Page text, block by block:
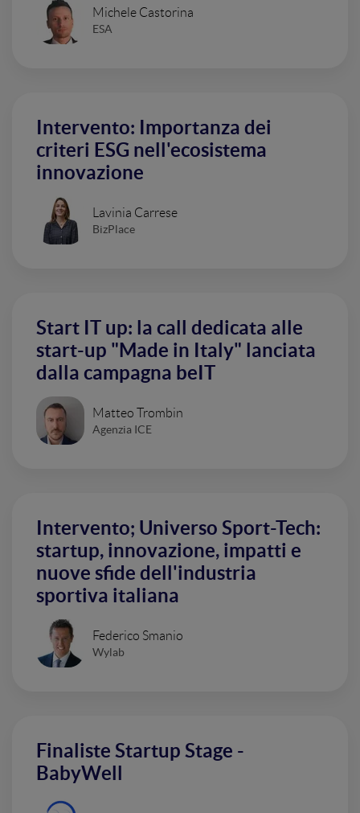
Michele Castorina
ESA
Intervento: Importanza dei
criteri ESG nell'ecosistema
innovazione
Lavinia Carrese
BizPlace
Start IT up: la call dedicata alle
start-up "Made in Italy" lanciata
dalla campagna beIT
Matteo Trombin
Agenzia ICE
Intervento; Universo Sport-Tech:
startup, innovazione, impatti e
nuove sfide dell'industria
sportiva italiana
Federico Smanio
Wylab
Finaliste Startup Stage -
BabyWell